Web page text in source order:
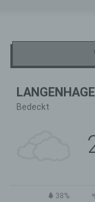
Bedeckt
38%